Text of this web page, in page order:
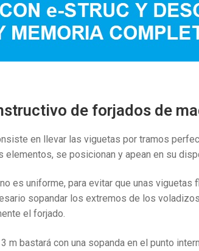
de forjados de
en llevar las viguetas por tramos
se posicionan y apean en su
es uniforme, para evitar que unas viguetas
sopandar los extremos de los
el forjado.
m bastará con una sopanda en el punto